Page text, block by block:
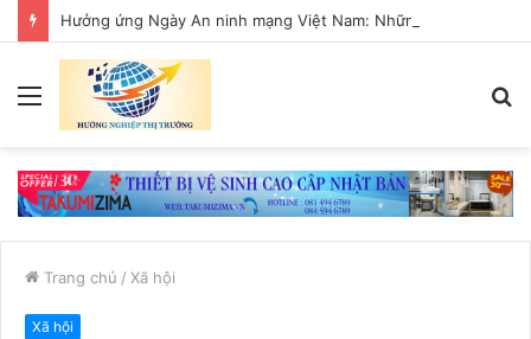
Trang chủ / Xã hội
Xã hội